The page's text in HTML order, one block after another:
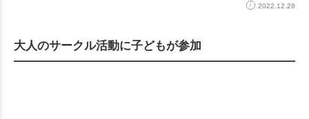
2022.12.28
大人のサークル活動に子どもが参加